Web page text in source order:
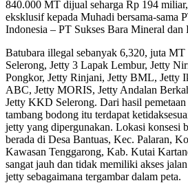
840.000 MT dijual seharga Rp 194
eksklusif kepada Muhadi bersama-sama
Indonesia – PT Sukses Bara Mineral dan
Batubara illegal sebanyak 6,320, juta
Selerong, Jetty 3 Lapak Lembur, Jetty
Pongkor, Jetty Rinjani, Jetty BML, Jetty
ABC, Jetty MORIS, Jetty Andalan
Jetty KKD Selerong. Dari hasil
tambang bodong itu terdapat
jetty yang dipergunakan. Lokasi konsesi
berada di Desa Bantuas, Kec. Palaran,
Kawasan Tenggarong, Kab. Kutai
sangat jauh dan tidak memiliki akses
jetty sebagaimana tergambar dalam peta.